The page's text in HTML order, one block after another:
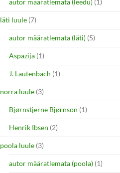
autor määratlemata (leedu) (1)
läti luule (7)
autor määratlemata (läti) (5)
Aspazija (1)
J. Lautenbach (1)
norra luule (3)
Bjørnstjerne Bjørnson (1)
Henrik Ibsen (2)
poola luule (3)
autor määratlemata (poola) (1)